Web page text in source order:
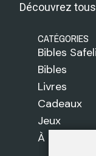
Découvrez
CATÉGORIES
Bibles
Bibles
Livres
Cadeaux
Jeux
À propos